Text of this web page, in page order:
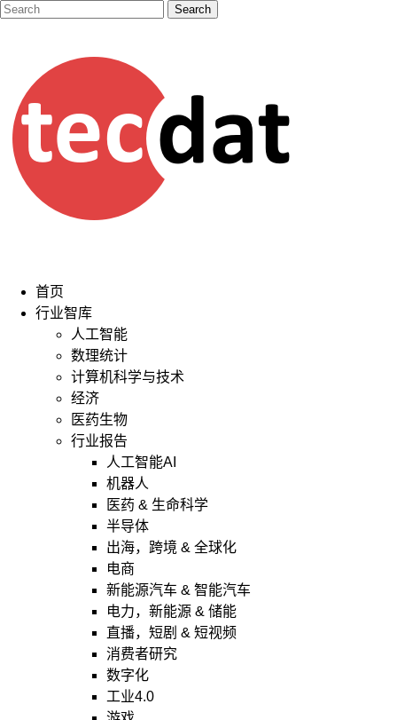
首页
行业智库
人工智能
数理统计
计算机科学与技术
经济
医药生物
行业报告
人工智能AI
机器人
医药 & 生命科学
半导体
出海，跨境 & 全球化
电商
新能源汽车 & 智能汽车
电力，新能源 & 储能
直播，短剧 & 短视频
消费者研究
数字化
工业4.0